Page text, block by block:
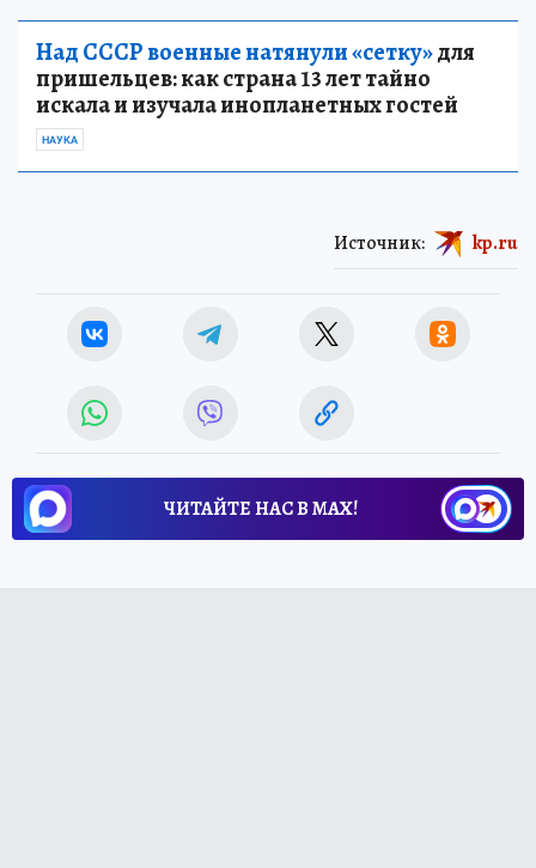
Над СССР военные натянули «сетку»для
пришельцев: как страна 13 лет тайно
искала и изучала инопланетных гостей
НАУКА
Источник: kp.ru
ЧИТАЙТЕ НАС В МАХ!